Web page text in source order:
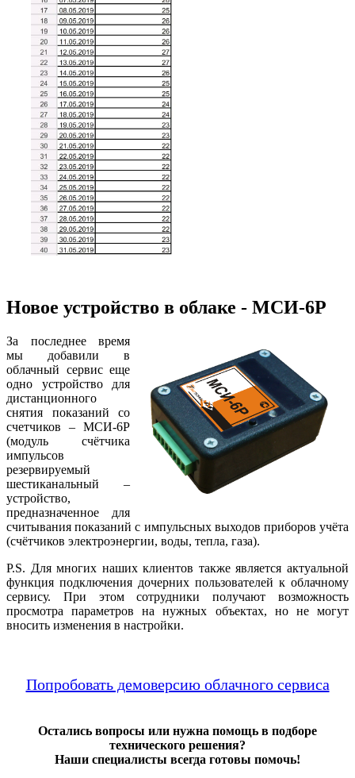
Новое устройство в облаке - МСИ-6Р
За последнее время
мы добавили в
облачный сервис еще
одно устройство для
дистанционного
снятия показаний со
счетчиков – МСИ-6Р
(модуль счётчика
импульсов
резервируемый
шестиканальный –
устройство,
предназначенное для
считывания показаний с импульсных выходов приборов учёта
(счётчиков электроэнергии, воды, тепла, газа).
P.S. Для многих наших клиентов также является актуальной
функция подключения дочерних пользователей к облачному
сервису. При этом сотрудники получают возможность
просмотра параметров на нужных объектах, но не могут
вносить изменения в настройки.
Попробовать демоверсию облачного сервиса
Остались вопросы или нужна помощь в подборе
технического решения?
Наши специалисты всегда готовы помочь!